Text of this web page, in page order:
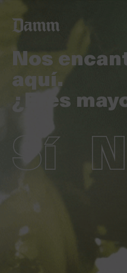
contenido
Nos
aquí.
¿Eres
Sí